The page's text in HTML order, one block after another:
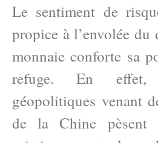
Le sentiment de
propice à l’envolée
monnaie conforte sa
refuge. En effet,
géopolitiques venant
de la Chine pèsent